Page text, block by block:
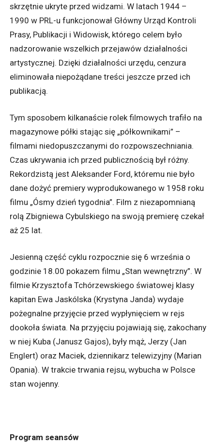
skrzętnie ukryte przed widzami. W latach 1944 –
1990 w PRL-u funkcjonował Główny Urząd Kontroli
Prasy, Publikacji i Widowisk, którego celem było
nadzorowanie wszelkich przejawów działalności
artystycznej. Dzięki działalności urzędu, cenzura
eliminowała niepożądane treści jeszcze przed ich
publikacją.
Tym sposobem kilkanaście rolek filmowych trafiło na
magazynowe półki stając się „półkownikami” –
filmami niedopuszczanymi do rozpowszechniania.
Czas ukrywania ich przed publicznością był różny.
Rekordzistą jest Aleksander Ford, któremu nie było
dane dożyć premiery wyprodukowanego w 1958 roku
filmu „Ósmy dzień tygodnia”. Film z niezapomnianą
rolą Zbigniewa Cybulskiego na swoją premierę czekał
aż 25 lat.
Jesienną część cyklu rozpocznie się 6 września o
godzinie 18.00 pokazem filmu „Stan wewnętrzny”. W
filmie Krzysztofa Tchórzewskiego światowej klasy
kapitan Ewa Jaskólska (Krystyna Janda) wydaje
pożegnalne przyjęcie przed wypłynięciem w rejs
dookoła świata. Na przyjęciu pojawiają się, zakochany
w niej Kuba (Janusz Gajos), były mąż, Jerzy (Jan
Englert) oraz Maciek, dziennikarz telewizyjny (Marian
Opania). W trakcie trwania rejsu, wybucha w Polsce
stan wojenny.
Program seansów